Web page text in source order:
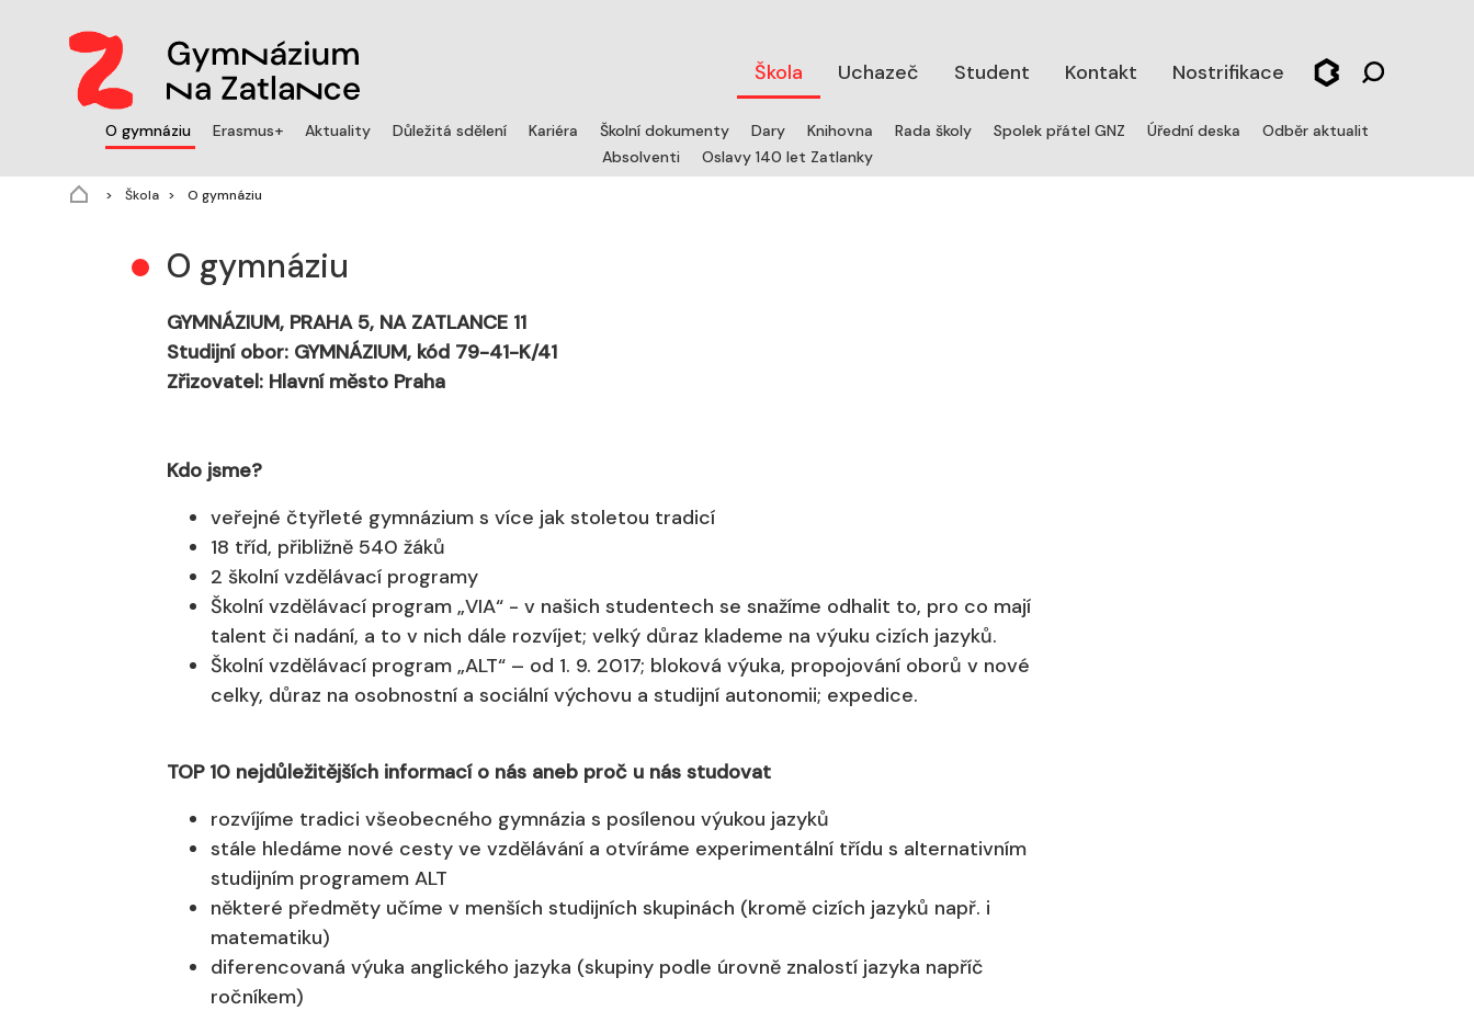
Škola Uchazeč Student Kontakt Nostrifikace
O gymnáziu (aktuální)
Erasmus+ Aktuality Důležitá sdělení Kariéra Školní dokumenty Dary Knihovna Rada školy Spolek přátel GNZ Úřední deska
Odběr aktualit
Absolventi
Oslavy 140 let Zatlanky
Škola O gymnáziu
O gymnáziu
GYMNÁZIUM, PRAHA 5, NA ZATLANCE 11
Studijní obor: GYMNÁZIUM, kód 79-41-K/41
Zřizovatel: Hlavní město Praha
Kdo jsme?
veřejné čtyřleté gymnázium s více jak stoletou tradicí
18 tříd, přibližně 540 žáků
2 školní vzdělávací programy
Školní vzdělávací program „VIA“ - v našich studentech se snažíme odhalit to, pro co mají
talent či nadání, a to v nich dále rozvíjet; velký důraz klademe na výuku cizích jazyků.
Školní vzdělávací program „ALT“ – od 1. 9. 2017; bloková výuka, propojování oborů v nové
celky, důraz na osobnostní a sociální výchovu a studijní autonomii; expedice.
TOP 10 nejdůležitějších informací o nás aneb proč u nás studovat
rozvíjíme tradici všeobecného gymnázia s posílenou výukou jazyků
stále hledáme nové cesty ve vzdělávání a otvíráme experimentální třídu s alternativním
studijním programem ALT
některé předměty učíme v menších studijních skupinách (kromě cizích jazyků např. i
matematiku)
diferencovaná výuka anglického jazyka (skupiny podle úrovně znalostí jazyka napříč
ročníkem)